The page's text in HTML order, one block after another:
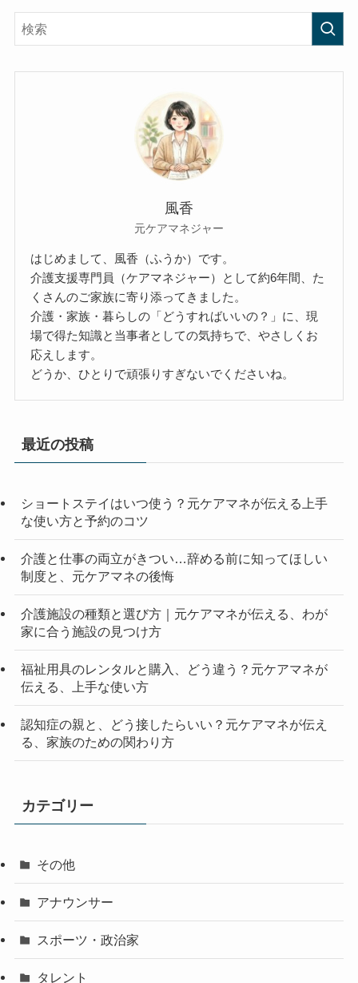
風香
元ケアマネジャー
はじめまして、風香（ふうか）です。
介護支援専門員（ケアマネジャー）として約6年間、た
くさんのご家族に寄り添ってきました。
介護・家族・暮らしの「どうすればいいの？」に、現
場で得た知識と当事者としての気持ちで、やさしくお
応えします。
どうか、ひとりで頑張りすぎないでくださいね。
最近の投稿
ショートステイはいつ使う？元ケアマネが伝える上手
な使い方と予約のコツ
介護と仕事の両立がきつい…辞める前に知ってほしい
制度と、元ケアマネの後悔
介護施設の種類と選び方｜元ケアマネが伝える、わが
家に合う施設の見つけ方
福祉用具のレンタルと購入、どう違う？元ケアマネが
伝える、上手な使い方
認知症の親と、どう接したらいい？元ケアマネが伝え
る、家族のための関わり方
カテゴリー
その他
アナウンサー
スポーツ・政治家
タレント